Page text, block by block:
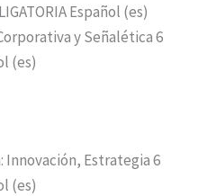
Español (es)
y Señalética 6
(es)
Estrategia 6
(es)